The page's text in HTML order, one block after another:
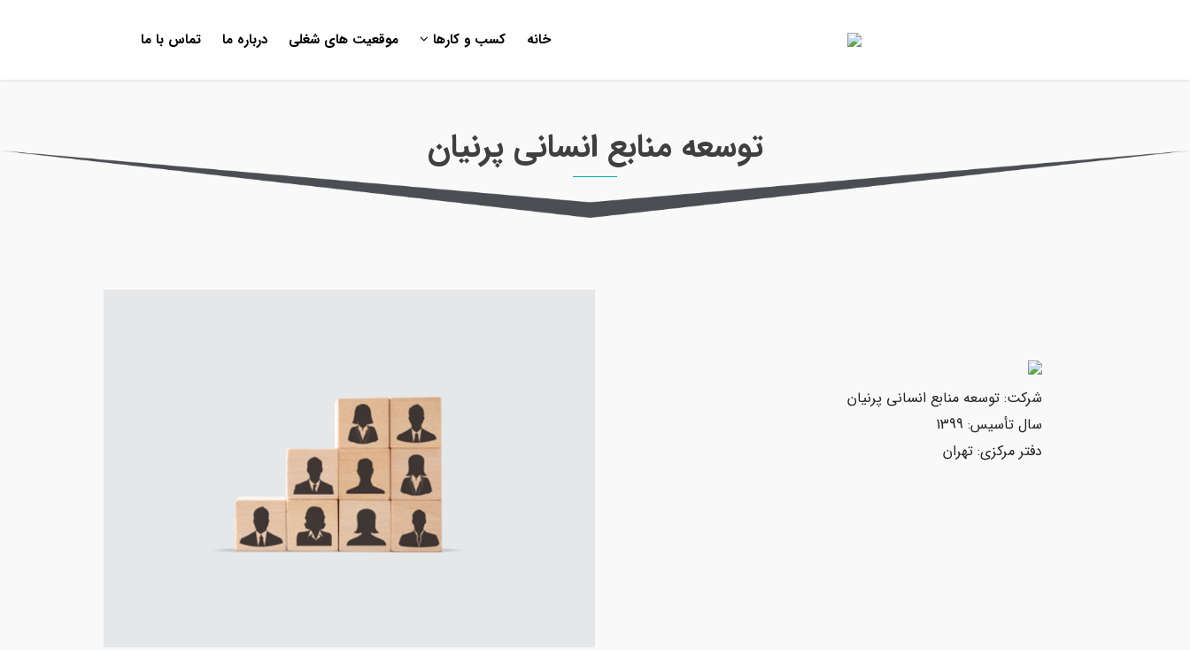
تماس با ما درباره ما موقعیت های شغلی کسب و کارها خانه
توسعه منابع انسانی پرنیان
شرکت: توسعه منابع انسانی پرنیان
سال تأسیس: 1399
دفتر مرکزی: تهران